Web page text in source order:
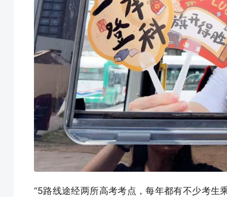
“5路线途经两所高考考点，每年都有不少考生